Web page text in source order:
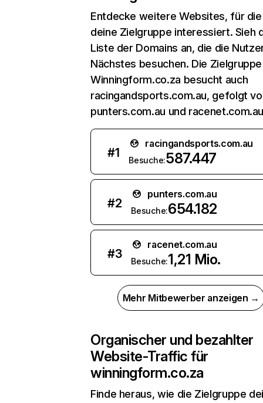
Entdecke weitere Websites, für
deine Zielgruppe interessiert. Sieh
Liste der Domains an, die die
Nächstes besuchen. Die
Winningform.co.za besucht auch
racingandsports.com.au, gefolgt
punters.com.au und
#1
racingandsports.com.au
Besuche:587.447
#2
punters.com.au
Besuche:654.182
#3
racenet.com.au
Besuche:1,21 Mio.
Mehr Mitbewerber anzeigen →
Organischer und bezahlter
Website-Traffic für
winningform.co.za
Finde heraus, wie die Zielgruppe